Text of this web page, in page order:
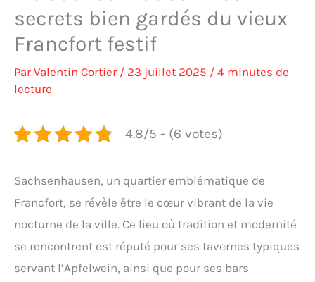
secrets bien gardés du vieux
Francfort festif
ParValentin Cortier / 23 juillet 2025 / 4 minutes de
lecture
4.8/5 - (6 votes)
Sachsenhausen, un quartier emblématique de
Francfort, se révèle être le cœur vibrant de la vie
nocturne de la ville. Ce lieu où tradition et modernité
se rencontrent est réputé pour ses tavernes typiques
servant l’Apfelwein, ainsi que pour ses bars